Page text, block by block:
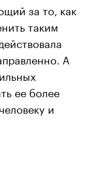
за то, как
таким
А
ее более
и